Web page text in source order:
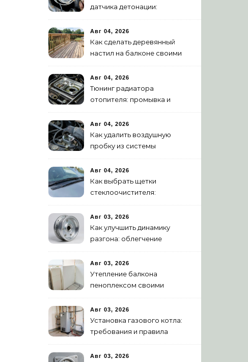
датчика детонации:
Авг 04, 2026
Как сделать деревянный
настил на балконе своими
инструкция
Авг 04, 2026
Тюнинг радиатора
отопителя: промывка и
Авг 04, 2026
Как удалить воздушную
пробку из системы
Авг 04, 2026
Как выбрать щетки
стеклоочистителя:
гибридные
Авг 03, 2026
Как улучшить динамику
разгона: облегчение
Авг 03, 2026
Утепление балкона
пеноплексом своими
инструкция
Авг 03, 2026
Установка газового котла:
требования и правила
Авг 03, 2026